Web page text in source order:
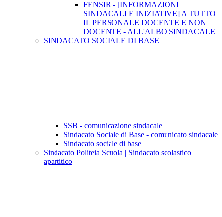
FENSIR - [INFORMAZIONI
SINDACALI E INIZIATIVE] A TUTTO
IL PERSONALE DOCENTE E NON
DOCENTE - ALL'ALBO SINDACALE
SINDACATO SOCIALE DI BASE
SSB - comunicazione sindacale
Sindacato Sociale di Base - comunicato sindacale
Sindacato sociale di base
Sindacato Politeia Scuola | Sindacato scolastico
apartitico